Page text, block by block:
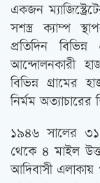
একজন
সশস্ত্র ক্যাম্প
প্রতিদিন
আন্দোলনকারী
বিভিন্ন গ্রামের
নির্মম
১৯৪৬ সালের ৩১
থেকে ৪ মাইল
আদিবাসী এলাকায়